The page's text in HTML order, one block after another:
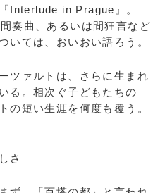
Interlude in Prague』。
奏曲、あるいは間狂言など
いては、おいおい語ろう。
ツァルトは、さらに生まれ
る。相次ぐ子どもたちの
の短い生涯を何度も覆う。
さ